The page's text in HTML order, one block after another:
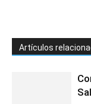
Artículos